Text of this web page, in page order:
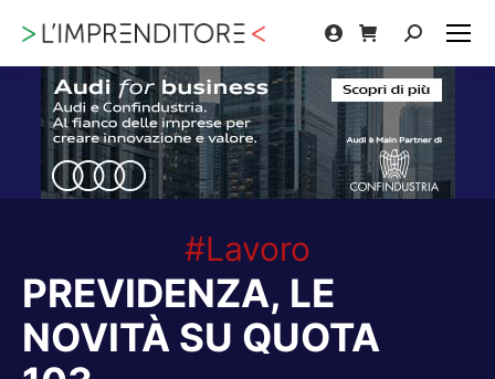
Cerca:
#Lavoro
PREVIDENZA, LE
NOVITÀ SU QUOTA